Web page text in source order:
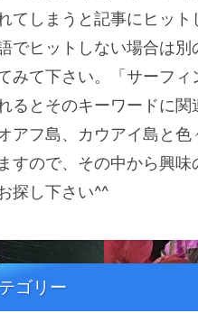
てしまうと記事にヒット
でヒットしない場合は別
みて下さい。「サーフィ
るとそのキーワードに関
アフ島、カウアイ島と色
すので、その中から興味
探し下さい^^
ゴリー